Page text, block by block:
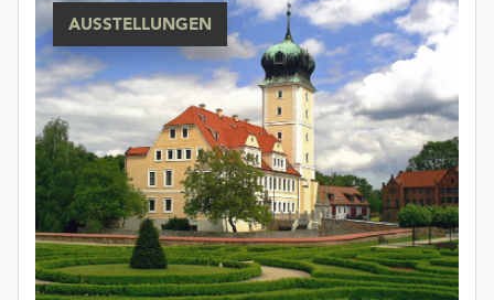
die
Einstellungen
über
die
Schaltfläche
„Auswählen“.
Weitere
Informationen
finden
Sie
AUSSTELLUNGEN